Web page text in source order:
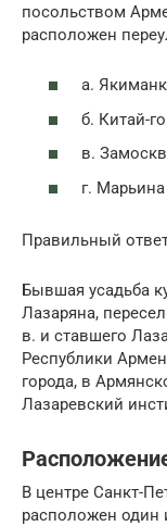
посольством
расположен
а.
б. Китай-
в.
г.
Правильный
Бывшая усадьба
Лазаряна,
в. и ставшего
Республики
города, в
Лазаревский
В центре Санкт-
расположен один